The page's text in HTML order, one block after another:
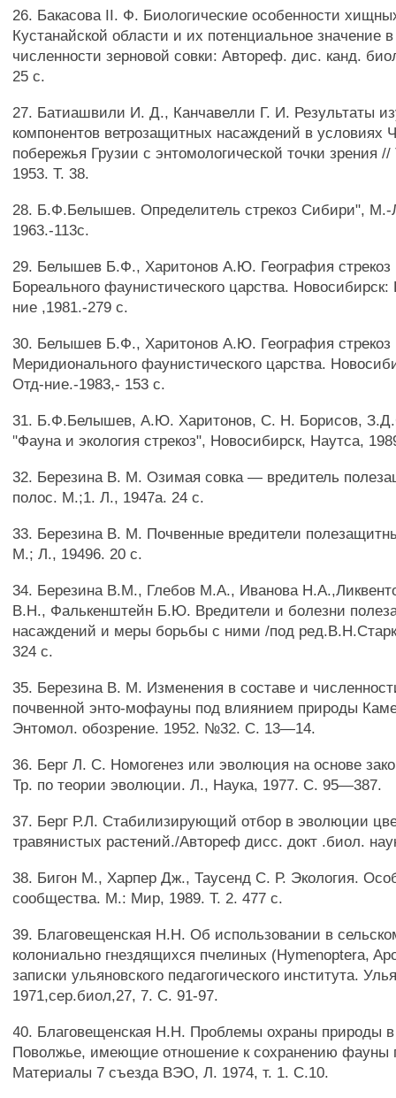
26. Бакасова II. Ф. Биологические особенности
Кустанайской области и их потенциальное значение
численности зерновой совки: Автореф. дис. канд.
25 с.
27. Батиашвили И. Д., Канчавелли Г. И. Результаты
компонентов ветрозащитных насаждений в условиях
побережья Грузии с энтомологической точки зрения
1953. Т. 38.
28. Б.Ф.Белышев. Определитель стрекоз Сибири",
1963.-113с.
29. Белышев Б.Ф., Харитонов А.Ю. География стрекоз
Бореального фаунистического царства.
ние ,1981.-279 с.
30. Белышев Б.Ф., Харитонов А.Ю. География стрекоз
Меридионального фаунистического царства.
Отд-ние.-1983,- 153 с.
31. Б.Ф.Белышев, А.Ю. Харитонов, С. Н. Борисов,
"Фауна и экология стрекоз", Новосибирск, Наутса,
32. Березина В. М. Озимая совка — вредитель
полос. М.;1. Л., 1947а. 24 с.
33. Березина В. М. Почвенные вредители
М.; Л., 19496. 20 с.
34. Березина В.М., Глебов М.А., Иванова
В.Н., Фалькенштейн Б.Ю. Вредители и болезни
насаждений и меры борьбы с ними /под
324 с.
35. Березина В. М. Изменения в составе и
почвенной энто-мофауны под влиянием природы
Энтомол. обозрение. 1952. №32. С. 13—14.
36. Берг Л. С. Номогенез или эволюция на основе
Тр. по теории эволюции. Л., Наука, 1977. С. 95—387.
37. Берг Р.Л. Стабилизирующий отбор в эволюции
травянистых растений./Автореф дисс. докт .биол.
38. Бигон М., Харпер Дж., Таусенд С. Р. Экология.
сообщества. М.: Мир, 1989. Т. 2. 477 с.
39. Благовещенская H.H. Об использовании в
колониально гнездящихся пчелиных (Hymenoptera,
записки ульяновского педагогического института.
1971,сер.биол,27, 7. С. 91-97.
40. Благовещенская H.H. Проблемы охраны природы
Поволжье, имеющие отношение к сохранению фауны
Материалы 7 съезда ВЭО, Л. 1974, т. 1. С.10.